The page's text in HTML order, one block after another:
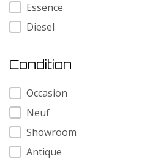
Carburant
Essence
Diesel
Condition
Condition
Occasion
Neuf
Showroom
Antique